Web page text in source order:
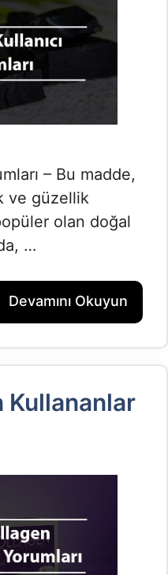
– Bu madde,
ve güzellik
olan doğal
…
Devamını Okuyun
Kullananlar